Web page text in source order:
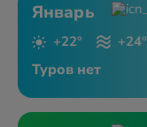
Январь
+22° +24°
Туров нет